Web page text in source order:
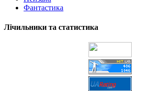
Фантастика
Лічильники та статистика